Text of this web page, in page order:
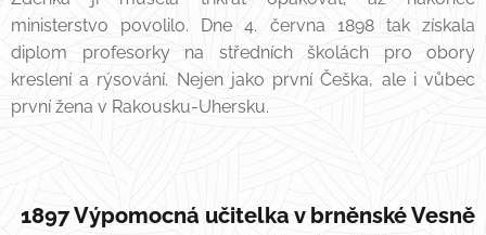
ministerstvo povolilo. Dne 4. června 1898 tak získala
diplom profesorky na středních školách pro obory
kreslení a rýsování. Nejen jako první Češka, ale i vůbec
první žena v Rakousku-Uhersku.
1897 Výpomocná učitelka v brněnské Vesně